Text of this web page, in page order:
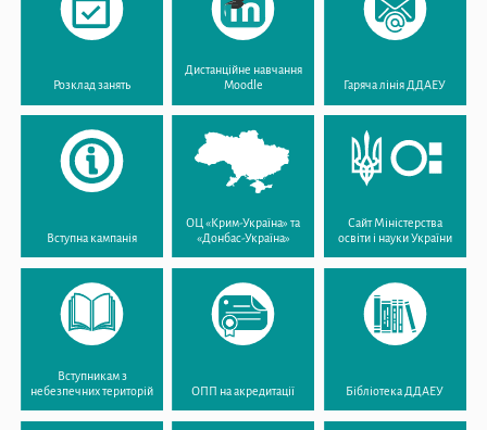
Розклад занять
Дистанційне навчання
Moodle
Гаряча лінія ДДАЕУ
Вступна кампанія
ОЦ «Крим-Україна» та
«Донбас-Україна»
Сайт Міністерства
освіти і науки України
Вступникам з
небезпечних територій
ОПП на акредитації Бібліотека ДДАЕУ